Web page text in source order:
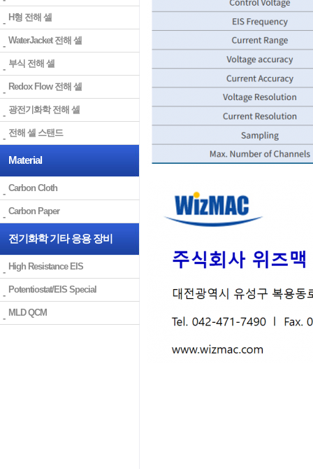
H형 전해 셀
WaterJacket 전해 셀
부식 전해 셀
Redox Flow 전해 셀
광전기화학 전해 셀
전해 셀 스탠드
Material
Carbon Cloth
Carbon Paper
전기화학 기타 응용 장비
High Resistance EIS
Potentiostat/EIS Special
MLD QCM